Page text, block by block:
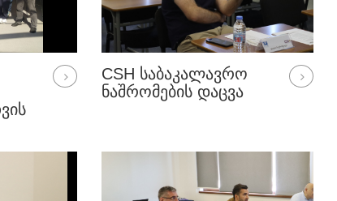
CSH ᲡᲐᲑᲐᲙᲐᲚᲐᲕᲠᲝ
ᲜᲐᲨᲠᲝᲛᲔᲑᲘᲡ ᲓᲐᲪᲕᲐ